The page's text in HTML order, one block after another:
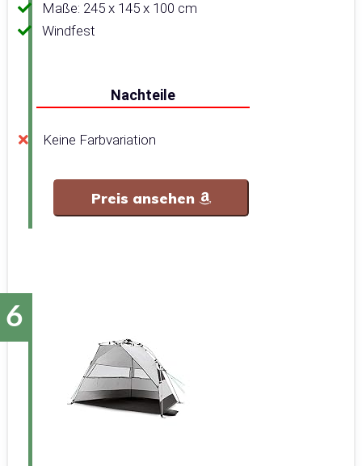
Maße: 245 x 145 x 100 cm
Windfest
Nachteile
Keine Farbvariation
Preis ansehen